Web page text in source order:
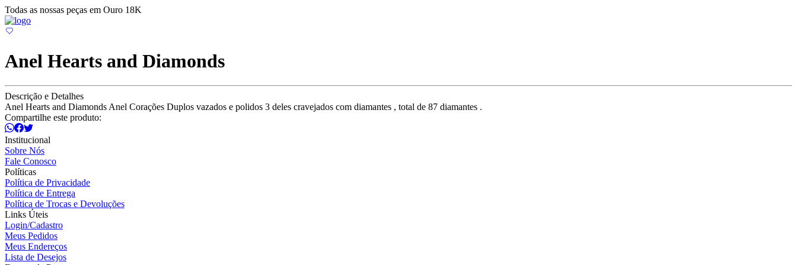
Todas as nossas peças em Ouro 18K
Anel Hearts and Diamonds
Descrição e Detalhes
Anel Hearts and Diamonds Anel Corações Duplos vazados e polidos 3 deles cravejados com diamantes , total de 87 diamantes .
Compartilhe este produto:
Institucional
Sobre Nós
Fale Conosco
Políticas
Política de Privacidade
Política de Entrega
Política de Trocas e Devoluções
Links Úteis
Login/Cadastro
Meus Pedidos
Meus Endereços
Lista de Desejos